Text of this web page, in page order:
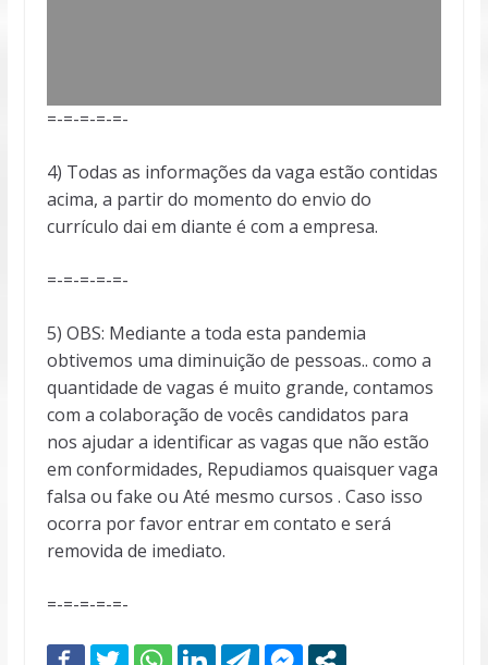
=-=-=-=-=-
4) Todas as informações da vaga estão contidas
acima, a partir do momento do envio do
currículo dai em diante é com a empresa.
=-=-=-=-=-
5) OBS: Mediante a toda esta pandemia
obtivemos uma diminuição de pessoas.. como a
quantidade de vagas é muito grande, contamos
com a colaboração de vocês candidatos para
nos ajudar a identificar as vagas que não estão
em conformidades, Repudiamos quaisquer vaga
falsa ou fake ou Até mesmo cursos . Caso isso
ocorra por favor entrar em contato e será
removida de imediato.
=-=-=-=-=-